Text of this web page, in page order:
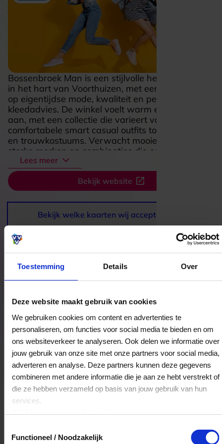
Toestemming Details Over
Deze website maakt gebruik van cookies
We gebruiken cookies om content en advertenties te
personaliseren, om functies voor social media te bieden en om
ons websiteverkeer te analyseren. Ook delen we informatie over
jouw gebruik van onze site met onze partners voor social media,
adverteren en analyse. Deze partners kunnen deze gegevens
combineren met andere informatie die je aan ze hebt verstrekt of
die ze hebben verzameld op basis van jouw gebruik van hun
services.
Klikhiervoor ons cookiebeleid.
Functioneel / Noodzakelijk
Bossenbroek Man is een stijlvolle herenmodezaak
in het hart van Voorthuizen, met een sterke focus
op eigentijdse mode, kwaliteit en persoonlijk
kleedadvies. De winkel voelt warm en verzorgd
aan, met een collectie die varieert van
comfortabele smart casual outfits tot luxe pakken
en trouwkostuums. Verwacht mooie materialen,
sterke merken en combinaties die echt goed in
elkaar zitten. Wat deze zaak extra aantrekkelijk
maakt, is de aandacht voor detail en de
ontspannen, gastvrije sfeer waarin je rustig kunt
rondkijken en passen. Of je nu iets zoekt voor
alledag, een verzorgde zakelijke look of een
bijzonder moment, Bossenbroek Man biedt
inspiratie, vakkennis en een winkelervaring die
stijlvol en persoonlijk aanvoelt.
Lees meer
Bekijk website
Bekijk welke kaarten wij accepteren
Bestedingslocaties
Bossenbroek Man V.O.F.
Kerkstraat 21
3781GA Voorthuizen
Veelgestelde Vragen
Kan ik het saldo in delen besteden?